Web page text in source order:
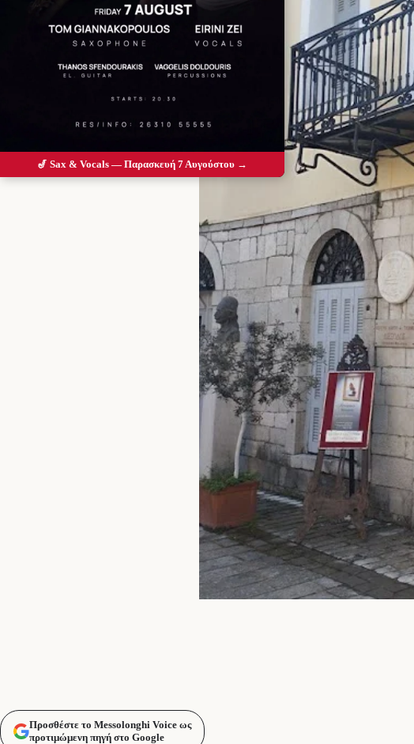
Προσθέστε το Messolonghi Voice ως
προτιμώμενη πηγή στο Google
🎷 Sax & Vocals — Παρασκευή 7 Αυγούστου →